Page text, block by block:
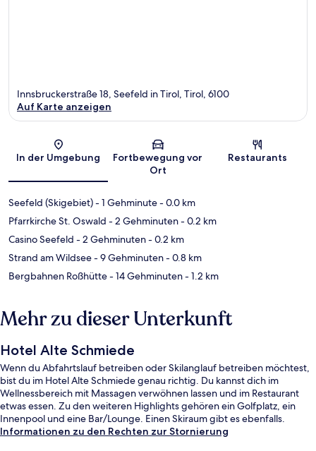
Karte
Innsbruckerstraße 18, Seefeld in Tirol, Tirol, 6100
Auf Karte anzeigen
In der Umgebung
Fortbewegung vor
Ort
Restaurants
Seefeld (Skigebiet)- 1 Gehminute- 0.0 km
Pfarrkirche St. Oswald - 2 Gehminuten- 0.2 km
Casino Seefeld - 2 Gehminuten- 0.2 km
Strand am Wildsee- 9 Gehminuten- 0.8 km
Bergbahnen Roßhütte- 14 Gehminuten- 1.2 km
Mehr zu dieser Unterkunft
Hotel Alte Schmiede
Wenn du Abfahrtslauf betreiben oder Skilanglauf betreiben möchtest,
bist du im Hotel Alte Schmiede genau richtig. Du kannst dich im
Wellnessbereich mit Massagen verwöhnen lassen und im Restaurant
etwas essen. Zu den weiteren Highlights gehören ein Golfplatz, ein
Innenpool und eine Bar/Lounge. Einen Skiraum gibt es ebenfalls.
Informationen zu den Rechten zur Stornierung